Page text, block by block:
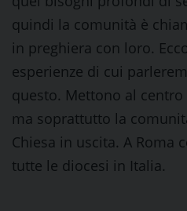
quindi la comunità è
in preghiera con loro.
esperienze di cui
questo. Mettono al
ma soprattutto la
Chiesa in uscita. A Roma
tutte le diocesi in Italia.